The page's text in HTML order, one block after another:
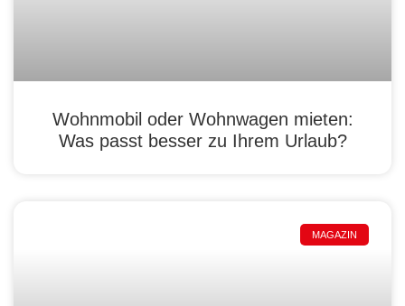
Wohnmobil oder Wohnwagen mieten:
Was passt besser zu Ihrem Urlaub?
MAGAZIN